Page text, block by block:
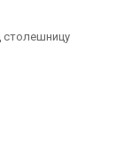
столешницу